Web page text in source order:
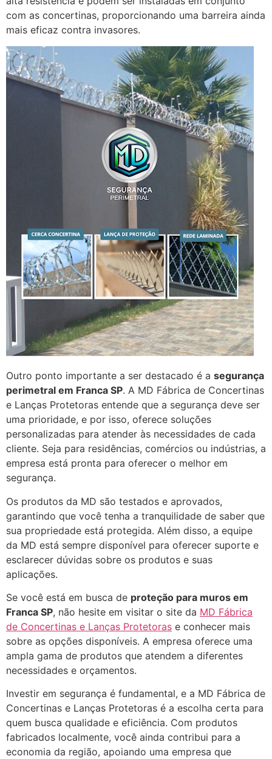
com as concertinas, proporcionando uma barreira ainda
mais eficaz contra invasores.
Outro ponto importante a ser destacado é a segurança
perimetral em Franca SP. A MD Fábrica de Concertinas
e Lanças Protetoras entende que a segurança deve ser
uma prioridade, e por isso, oferece soluções
personalizadas para atender às necessidades de cada
cliente. Seja para residências, comércios ou indústrias, a
empresa está pronta para oferecer o melhor em
segurança.
Os produtos da MD são testados e aprovados,
garantindo que você tenha a tranquilidade de saber que
sua propriedade está protegida. Além disso, a equipe
da MD está sempre disponível para oferecer suporte e
esclarecer dúvidas sobre os produtos e suas
aplicações.
Se você está em busca de proteção para muros em
Franca SP, não hesite em visitar o site da MD Fábrica
de Concertinas e Lanças Protetoras e conhecer mais
sobre as opções disponíveis. A empresa oferece uma
ampla gama de produtos que atendem a diferentes
necessidades e orçamentos.
Investir em segurança é fundamental, e a MD Fábrica de
Concertinas e Lanças Protetoras é a escolha certa para
quem busca qualidade e eficiência. Com produtos
fabricados localmente, você ainda contribui para a
economia da região, apoiando uma empresa que